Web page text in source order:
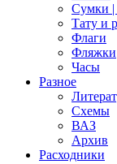
Сумки |
Тату и
Флаги
Фляжки
Часы
Разное
Схемы
ВАЗ
Архив
Расходники